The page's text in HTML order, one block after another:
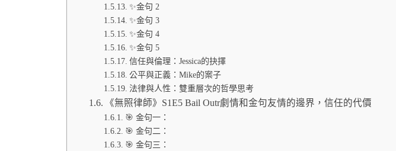
✨金句 2
✨金句 3
✨金句 4
✨金句 5
信任與倫理：Jessica的抉擇
公平與正義：Mike的案子
法律與人性：雙重層次的哲學思考
《無照律師》S1E5 Bail Outr劇情和金句友情的邊界，信任的代價
🎯 金句一：
🎯 金句二：
🎯 金句三：